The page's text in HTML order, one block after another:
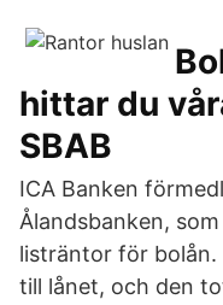
hittar du
SBAB
ICA Banken
Ålandsbanken,
listräntor för bolån.
till lånet, och den